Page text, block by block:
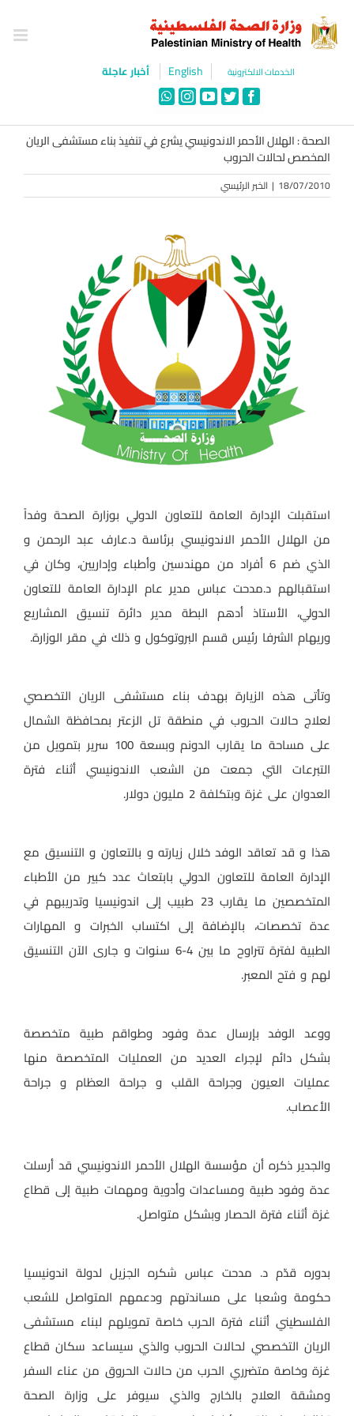
content
الخدمات الالكترونية English أخبار عاجلة
Facebook
Twitter
YouTube
Instagram
WhatsApp
الصحة : الهلال الأحمر الاندونيسي يشرع في تنفيذ بناء مستشفى الريان
المخصص لحالات الحروب
18/07/2010
| الخبر الرئيسي
استقبلت الإدارة العامة للتعاون الدولي بوزارة الصحة وفداً
من الهلال الأحمر الاندونيسي برئاسة د.عارف عبد الرحمن و
الذي ضم 6 أفراد من مهندسين وأطباء وإداريين، وكان في
استقبالهم د.مدحت عباس مدير عام الإدارة العامة للتعاون
الدولي، الأستاذ أدهم البطة مدير دائرة تنسيق المشاريع
وريهام الشرفا رئيس قسم البروتوكول و ذلك في مقر الوزارة.
وتأتى هذه الزيارة بهدف بناء مستشفى الريان التخصصي
لعلاج حالات الحروب في منطقة تل الزعتر بمحافظة الشمال
على مساحة ما يقارب الدونم وبسعة 100 سرير بتمويل من
التبرعات التي جمعت من الشعب الاندونيسي أثناء فترة
العدوان على غزة وبتكلفة 2 مليون دولار.
هذا و قد تعاقد الوفد خلال زيارته و بالتعاون و التنسيق مع
الإدارة العامة للتعاون الدولي بابتعاث عدد كبير من الأطباء
المتخصصين ما يقارب 23 طبيب إلى اندونيسيا وتدريبهم في
عدة تخصصات، بالإضافة إلى اكتساب الخبرات و المهارات
الطبية لفترة تتراوح ما بين 4-6 سنوات و جارى الآن التنسيق
لهم و فتح المعبر.
ووعد الوفد بإرسال عدة وفود وطواقم طبية متخصصة
بشكل دائم لإجراء العديد من العمليات المتخصصة منها
عمليات العيون وجراحة القلب و جراحة العظام و جراحة
الأعصاب.
والجدير ذكره أن مؤسسة الهلال الأحمر الاندونيسي قد أرسلت
عدة وفود طبية ومساعدات وأدوية ومهمات طبية إلى قطاع
غزة أثناء فترة الحصار وبشكل متواصل.
بدوره قدّم د. مدحت عباس شكره الجزيل لدولة اندونيسيا
حكومة وشعبا على مساندتهم ودعمهم المتواصل للشعب
الفلسطيني أثناء فترة الحرب خاصة تمويلهم لبناء مستشفى
الريان التخصصي لحالات الحروب والذي سيساعد سكان قطاع
غزة وخاصة متضرري الحرب من حالات الحروق من عناء السفر
ومشقة العلاج بالخارج والذي سيوفر على وزارة الصحة